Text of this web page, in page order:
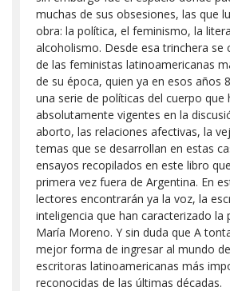
muchas de sus obsesiones, las que
obra: la política, el feminismo, la
alcoholismo. Desde esa trinchera se
de las feministas latinoamericanas
de su época, quien ya en esos años
una serie de políticas del cuerpo que
absolutamente vigentes en la
aborto, las relaciones afectivas, la
temas que se desarrollan en estas
ensayos recopilados en este libro
primera vez fuera de Argentina. En
lectores encontrarán ya la voz, la
inteligencia que han caracterizado la
María Moreno. Y sin duda que A
mejor forma de ingresar al mundo
escritoras latinoamericanas más
reconocidas de las últimas décadas.